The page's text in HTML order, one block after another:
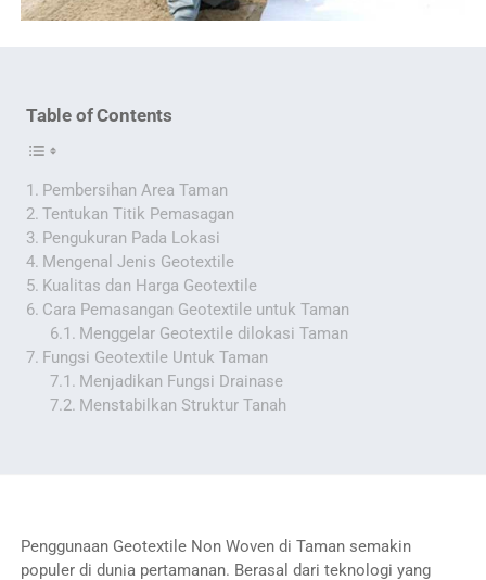
Table of Contents
Pembersihan Area Taman
Tentukan Titik Pemasagan
Pengukuran Pada Lokasi
Mengenal Jenis Geotextile
Kualitas dan Harga Geotextile
Cara Pemasangan Geotextile untuk Taman
Menggelar Geotextile dilokasi Taman
Fungsi Geotextile Untuk Taman
Menjadikan Fungsi Drainase
Menstabilkan Struktur Tanah
Penggunaan Geotextile Non Woven di Taman semakin
populer di dunia pertamanan. Berasal dari teknologi yang